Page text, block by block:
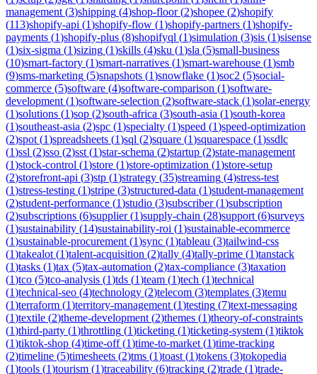
management (3)shipping (4)shop-floor(2)shopee (2)shopify
(113)shopify-api (1)shopify-flow (1)shopify-partners (1)shopify-
payments (1)shopify-plus (8)shopifyql (1)simulation (3)sis (1)sisense
(1)six-sigma (1)sizing (1)skills (4)sku (1)sla (5)small-business
(10)smart-factory (1)smart-narratives (1)smart-warehouse (1)smb
(9)sms-marketing (5)snapshots (1)snowflake (1)soc2 (5)social-
commerce (5)software (4)software-comparison (1)software-
development (1)software-selection (2)software-stack (1)solar-energy
(1)solutions (1)sop (2)south-africa (3)south-asia (1)south-korea
(1)southeast-asia (2)spc (1)specialty (1)speed (1)speed-optimization
(2)spot (1)spreadsheets (1)sql (2)square (1)squarespace (1)ssdlc
(1)ssl (2)sso (2)sst (1)star-schema (2)startup (2)state-management
(1)stock-control (1)store (1)store-optimization (1)store-setup
(2)storefront-api (3)stp (1)strategy (35)streaming (4)stress-test
(1)stress-testing (1)stripe (3)structured-data (1)student-management
(2)student-performance (1)studio (3)subscriber(1)subscription
(2)subscriptions (6)supplier(1)supply-chain (28)support (6)surveys
(1)sustainability (14)sustainability-roi (1)sustainable-ecommerce
(1)sustainable-procurement (1)sync (1)tableau (3)tailwind-css
(1)takealot (1)talent-acquisition (2)tally (4)tally-prime (1)tanstack
(1)tasks (1)tax (5)tax-automation (2)tax-compliance (3)taxation
(1)tco (5)tco-analysis (1)tds (1)team (1)tech (1)technical
(1)technical-seo (4)technology (2)telecom (3)templates (3)temu
(1)terraform (1)territory-management (1)testing (7)text-messaging
(1)textile (2)theme-development (2)themes (1)theory-of-constraints
(1)third-party (1)throttling (1)ticketing (1)ticketing-system (1)tiktok
(1)tiktok-shop (4)time-off(1)time-to-market (1)time-tracking
(2)timeline (5)timesheets (2)tms (1)toast (1)tokens (3)tokopedia
(1)tools (1)tourism (1)traceability (6)tracking (2)trade (1)trade-